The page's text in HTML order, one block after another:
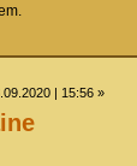
| 15:56 »